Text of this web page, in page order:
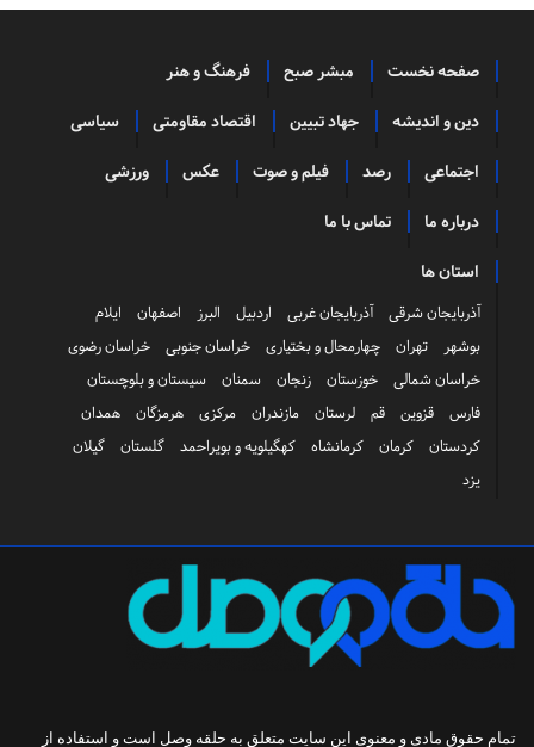
صفحه نخست مبشر صبح فرهنگ و هنر
دین و اندیشه جهاد تبیین اقتصاد مقاومتی سیاسی
اجتماعی رصد فیلم و صوت عکس ورزشی
درباره ما تماس با ما
استان ها
آذربایجان شرقی آذربایجان غربی اردبیل البرز اصفهان
ایلام
بوشهر
تهران چهارمحال و بختیاری خراسان جنوبی
خراسان رضوی
خراسان شمالی
خوزستان زنجان سمنان
سیستان و بلوچستان
فارس
قزوین قم لرستان مازندران مرکزی هرمزگان
همدان
کردستان
کرمان کرمانشاه کهگیلویه و بویراحمد گلستان
گیلان
یزد
تمام حقوق مادی و معنوی این سایت متعلق به حلقه وصل است و استفاده از